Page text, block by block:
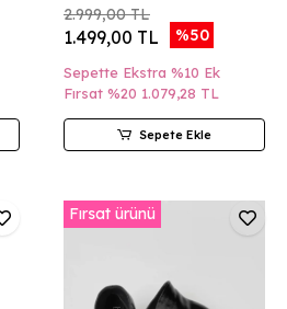
2.999,00 TL
1.499,00 TL %50
Sepette Ekstra %10 Ek
Fırsat %20 1.079,28 TL
Sepete Ekle
Fırsat ürünü